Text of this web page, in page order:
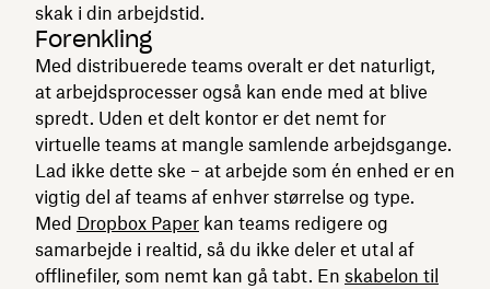
skak i din arbejdstid.
Forenkling
Med distribuerede teams overalt er det naturligt,
at arbejdsprocesser også kan ende med at blive
spredt. Uden et delt kontor er det nemt for
virtuelle teams at mangle samlende arbejdsgange.
Lad ikke dette ske – at arbejde som én enhed er en
vigtig del af teams af enhver størrelse og type.
Med Dropbox Paper kan teams redigere og
samarbejde i realtid, så du ikke deler et utal af
offlinefiler, som nemt kan gå tabt. En skabelon til